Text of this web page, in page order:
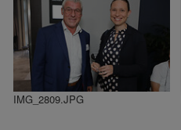
IMG_2809.JPG